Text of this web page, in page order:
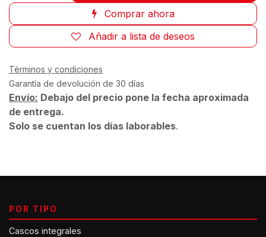
Comprar ahora
Añadir a lista de deseos
Términos y condiciones
Garantía de devolución de 30 días
Envío: Debajo del precio pone la fecha aproximada
de entrega.
Solo se cuentan los días laborables.
POR TIPO
Cascos integrales